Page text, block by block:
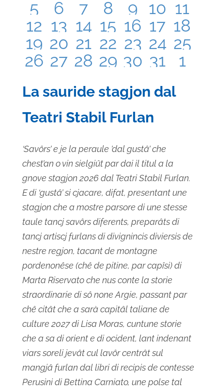
0
eventi,
0
eventi,
0
eventi,
0
eventi,
0
eventi,
0
eventi,
1
has
0
eventi,
5
has
0
eventi,
6
has
0
eventi,
7
has
0
eventi,
8
has
0
eventi,
9
has
0
eventi,
10 has
0
11
has
0
eventi,
12 has
0
eventi,
13 has
0
eventi,
14 has
0
eventi,
15 has
0
eventi,
16 has
0
eventi,
17 has
0
18
has
0
eventi,
19 has
0
eventi,
20 has
0
eventi,
21 has
1
evento,
22 has
1
evento,
23 has
1
evento,
24 has
1
25
has
1
evento,
26 has
evento,
27 has
1
evento,
28 has
evento,
29 has
evento,
30 has
evento,
31
has
1
La sauride stagjon dal
Teatri Stabil Furlan
‘Savôrs’ e je la peraule ’dal gustâ’ che
chest’an o vin sielgiût par dai il titul a la
gnove stagjon 2026 dal Teatri Stabil Furlan.
E di ‘gustâ’ si cjacare, difat, presentant une
stagjon che a mostre parsore di une stesse
taule tancj savôrs diferents, preparâts di
tancj artiscj furlans di divignincis diviersis de
nestre regjon, tacant de montagne
pordenonêse (chê de pitine, par capîsi) di
Marta Riservato che nus conte la storie
straordinarie di sô none Argie, passant par
chê citât che a sarà capitâl taliane de
culture 2027 di Lisa Moras, cuntune storie
che a sa di orient e di ocident, lant indenant
viars soreli jevât cul lavôr centrât sul
mangjâ furlan dal libri di recipis de contesse
Perusini di Bettina Carniato, une polse tal